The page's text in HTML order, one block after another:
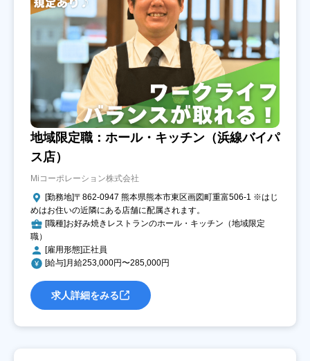
地域限定職：ホール・キッチン（浜線バイパ
ス店）
Miコーポレーション株式会社
[勤務地]〒862-0947 熊本県熊本市東区画図町重富506-1 ※はじ
めはお住いの近隣にある店舗に配属されます。
[職種]お好み焼きレストランのホール・キッチン（地域限定
職）
[雇用形態]正社員
[給与]月給253,000円〜285,000円
求人詳細をみる